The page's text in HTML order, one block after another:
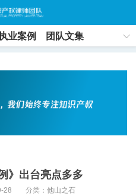
业案例
团队文集
》出台亮点多多
28 分类： 他山之石